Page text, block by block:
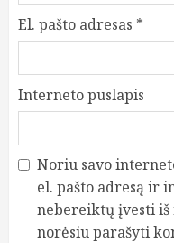
El. pašto adresas *
Interneto puslapis
Noriu savo
el. pašto adresą ir
nebereiktų įvesti
norėsiu parašyti